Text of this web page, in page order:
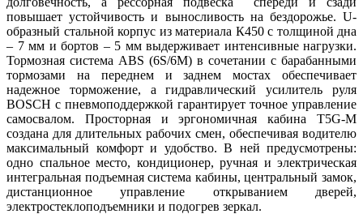
повышает устойчивость и выносливость на бездорожье. U-
образный стальной корпус из материала К450 с толщиной дна
– 7 мм и бортов – 5 мм выдерживает интенсивные нагрузки.
Тормозная система ABS (6S/6M) в сочетании с барабанными
тормозами на переднем и заднем мостах обеспечивает
надежное торможение, а гидравлический усилитель руля
BOSCH с пневмоподдержкой гарантирует точное управление
самосвалом. Просторная и эргономичная кабина T5G-M
создана для длительных рабочих смен, обеспечивая водителю
максимальный комфорт и удобство. В ней предусмотрены:
одно спальное место, кондиционер, ручная и электрическая
интегральная подъемная система кабины, центральный замок,
дистанционное управление открыванием дверей,
электростеклоподъемники и подогрев зеркал.